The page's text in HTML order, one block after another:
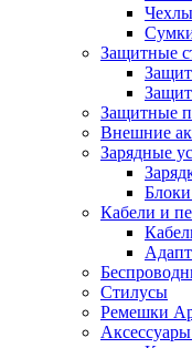
Защитные
Защитные
Внешние
Зарядные
Кабели и
Стилусы
Ремешки